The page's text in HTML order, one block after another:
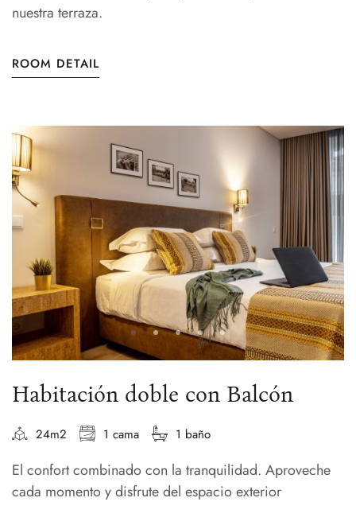
nuestra terraza.
ROOM DETAIL
Habitación doble con Balcón
24m2 1 cama 1 baño
El confort combinado con la tranquilidad. Aproveche
cada momento y disfrute del espacio exterior